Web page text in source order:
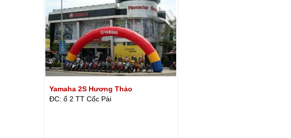
Yamaha 2S Hương Thảo
ĐC: ổ 2 TT Cốc Pài